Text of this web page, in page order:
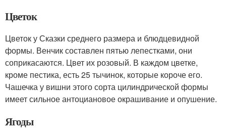
Цветок
Цветок у Сказки среднего размера и блюдцевидной
формы. Венчик составлен пятью лепестками, они
соприкасаются. Цвет их розовый. В каждом цветке,
кроме пестика, есть 25 тычинок, которые короче его.
Чашечка у вишни этого сорта цилиндрической формы
имеет сильное антоциановое окрашивание и опушение.
Ягоды